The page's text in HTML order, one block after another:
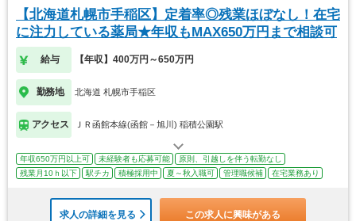
【北海道札幌市手稲区】定着率◎残業ほぼなし！在宅
に注力している薬局★年収もMAX650万円まで相談可
給与 【年収】400万円～650万円
勤務地 北海道 札幌市手稲区
アクセス ＪＲ函館本線(函館－旭川) 稲積公園駅
年収650万円以上可 未経験者も応募可能
原則、引越しを伴う転勤なし
残業月10ｈ以下
駅チカ 積極採用中 夏～秋入職可 管理職候補 在宅業務あり
求人の詳細を見る この求人に興味がある